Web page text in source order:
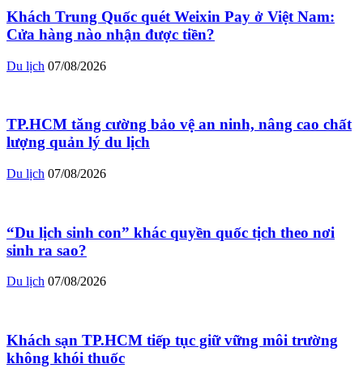
Khách Trung Quốc quét Weixin Pay ở Việt Nam:
Cửa hàng nào nhận được tiền?
Du lịch 07/08/2026
TP.HCM tăng cường bảo vệ an ninh, nâng cao chất
lượng quản lý du lịch
Du lịch 07/08/2026
“Du lịch sinh con” khác quyền quốc tịch theo nơi
sinh ra sao?
Du lịch 07/08/2026
Khách sạn TP.HCM tiếp tục giữ vững môi trường
không khói thuốc